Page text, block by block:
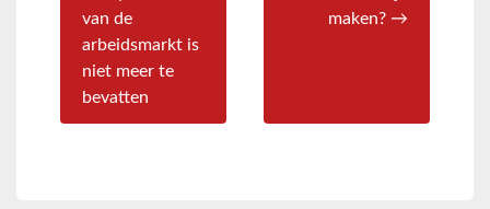
van de
arbeidsmarkt is
niet meer te
bevatten
maken? →